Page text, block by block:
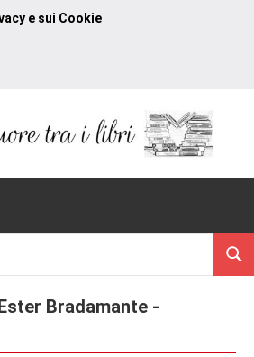
e sui Cookie
Bradamante -